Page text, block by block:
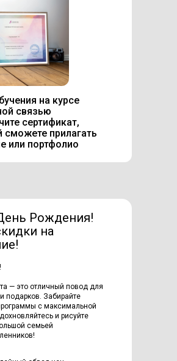
на курсе
связью
сертификат,
сможете прилагать
или портфолио
— это отличный повод для
подарков. Забирайте
с максимальной
и рисуйте
семьей
Рождения!
на